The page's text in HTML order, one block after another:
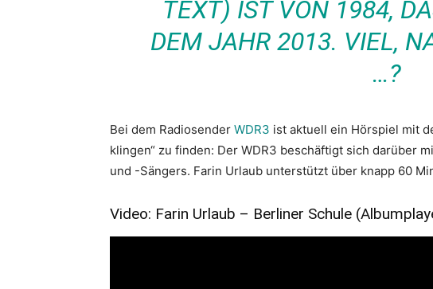
TEXT) IST VON 1984,
DEM JAHR 2013. VIEL,
…?
Bei dem Radiosender WDR3 ist aktuell ein Hörspiel mit
klingen“ zu finden: Der WDR3 beschäftigt sich darüber
und -Sängers. Farin Urlaub unterstützt über knapp 60
Video: Farin Urlaub – Berliner Schule